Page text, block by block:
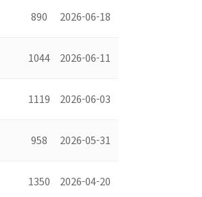
890 2026-06-18
1044 2026-06-11
1119 2026-06-03
958 2026-05-31
1350 2026-04-20